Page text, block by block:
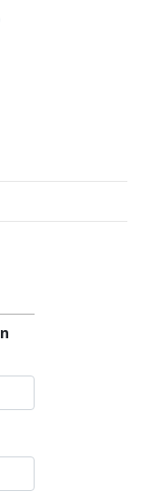
whatsapp